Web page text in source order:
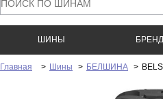
ШИНЫ
Главная > Шины > БЕЛШИНА >